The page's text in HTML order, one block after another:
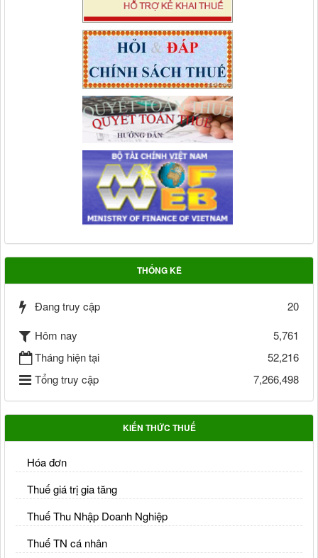
THỐNG KÊ
Đang truy cập
20
Hôm nay
5,761
Tháng hiện tại
52,216
Tổng truy cập
7,266,498
KIẾN THỨC THUẾ
Hóa đơn
Thuế giá trị gia tăng
Thuế Thu Nhập Doanh Nghiệp
Thuế TN cá nhân